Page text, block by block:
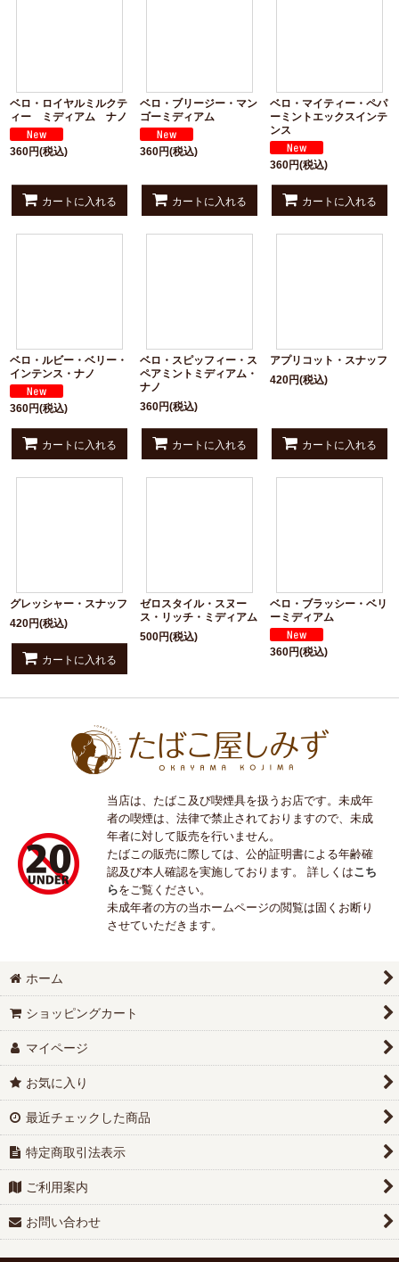
ベロ・ロイヤルミルクテ
ィー ミディアム ナノ
360円(税込)
カートに入れる
ベロ・ブリージー・マン
ゴーミディアム
360円(税込)
カートに入れる
ベロ・マイティー・ペパ
ーミントエックスインテ
ンス
360円(税込)
カートに入れる
ベロ・ルビー・ベリー・
インテンス・ナノ
360円(税込)
カートに入れる
ベロ・スピッフィー・ス
ペアミントミディアム・
ナノ
360円(税込)
カートに入れる
アプリコット・スナッフ
420円(税込)
カートに入れる
グレッシャー・スナッフ
420円(税込)
カートに入れる
ゼロスタイル・スヌー
ス・リッチ・ミディアム
500円(税込)
ベロ・ブラッシー・ベリ
ーミディアム
360円(税込)
当店は、たばこ及び喫煙具を扱うお店です。未成年
者の喫煙は、法律で禁止されておりますので、未成
年者に対して販売を行いません。
たばこの販売に際しては、公的証明書による年齢確
認及び本人確認を実施しております。 詳しくはこち
らをご覧ください。
未成年者の方の当ホームページの閲覧は固くお断り
させていただきます。
ホーム
ショッピングカート
マイページ
お気に入り
最近チェックした商品
特定商取引法表示
ご利用案内
お問い合わせ